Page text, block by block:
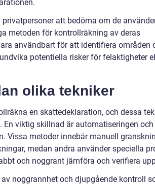
att bedöma om de
metoden för kontrollräkning av deras
användbart för att identifiera områden
potentiella risker för felaktigheter
olika tekniker
en skattedeklaration, och dessa
viktig skillnad är automatiseringen och
Vissa metoder innebär manuell
medan andra använder speciella
och noggrant jämföra och verifiera
noggrannhet och djupgående kontroll